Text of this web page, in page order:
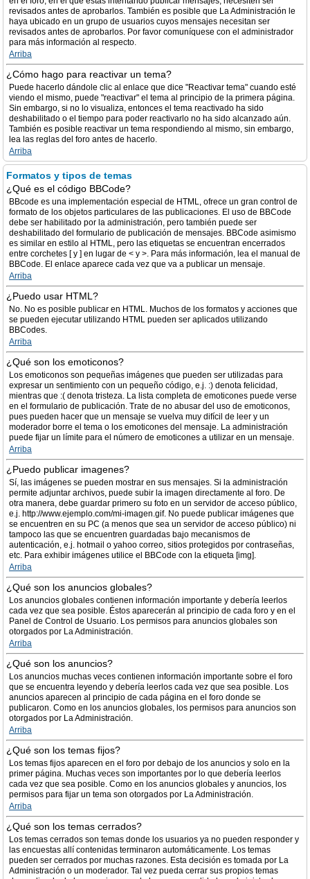
revisados antes de aprobarlos. También es posible que La Administración le
haya ubicado en un grupo de usuarios cuyos mensajes necesitan ser
revisados antes de aprobarlos. Por favor comuníquese con el administrador
para más información al respecto.
Arriba
¿Cómo hago para reactivar un tema?
Puede hacerlo dándole clic al enlace que dice "Reactivar tema" cuando esté
viendo el mismo, puede "reactivar" el tema al principio de la primera página.
Sin embargo, si no lo visualiza, entonces el tema reactivado ha sido
deshabilitado o el tiempo para poder reactivarlo no ha sido alcanzado aún.
También es posible reactivar un tema respondiendo al mismo, sin embargo,
lea las reglas del foro antes de hacerlo.
Arriba
Formatos y tipos de temas
¿Qué es el código BBCode?
BBcode es una implementación especial de HTML, ofrece un gran control de
formato de los objetos particulares de las publicaciones. El uso de BBCode
debe ser habilitado por la administración, pero también puede ser
deshabilitado del formulario de publicación de mensajes. BBCode asimismo
es similar en estilo al HTML, pero las etiquetas se encuentran encerrados
entre corchetes [ y ] en lugar de < y >. Para más información, lea el manual de
BBCode. El enlace aparece cada vez que va a publicar un mensaje.
Arriba
¿Puedo usar HTML?
No. No es posible publicar en HTML. Muchos de los formatos y acciones que
se pueden ejecutar utilizando HTML pueden ser aplicados utilizando
BBCodes.
Arriba
¿Qué son los emoticonos?
Los emoticonos son pequeñas imágenes que pueden ser utilizadas para
expresar un sentimiento con un pequeño código, e.j. :) denota felicidad,
mientras que :( denota tristeza. La lista completa de emoticones puede verse
en el formulario de publicación. Trate de no abusar del uso de emoticonos,
pues pueden hacer que un mensaje se vuelva muy difícil de leer y un
moderador borre el tema o los emoticones del mensaje. La administración
puede fijar un límite para el número de emoticones a utilizar en un mensaje.
Arriba
¿Puedo publicar imagenes?
Sí, las imágenes se pueden mostrar en sus mensajes. Si la administración
permite adjuntar archivos, puede subir la imagen directamente al foro. De
otra manera, debe guardar primero su foto en un servidor de acceso público,
e.j. http://www.ejemplo.com/mi-imagen.gif. No puede publicar imágenes que
se encuentren en su PC (a menos que sea un servidor de acceso público) ni
tampoco las que se encuentren guardadas bajo mecanismos de
autenticación, e.j. hotmail o yahoo correo, sitios protegidos por contraseñas,
etc. Para exhibir imágenes utilice el BBCode con la etiqueta [img].
Arriba
¿Qué son los anuncios globales?
Los anuncios globales contienen información importante y debería leerlos
cada vez que sea posible. Éstos aparecerán al principio de cada foro y en el
Panel de Control de Usuario. Los permisos para anuncios globales son
otorgados por La Administración.
Arriba
¿Qué son los anuncios?
Los anuncios muchas veces contienen información importante sobre el foro
que se encuentra leyendo y debería leerlos cada vez que sea posible. Los
anuncios aparecen al principio de cada página en el foro donde se
publicaron. Como en los anuncios globales, los permisos para anuncios son
otorgados por La Administración.
Arriba
¿Qué son los temas fijos?
Los temas fijos aparecen en el foro por debajo de los anuncios y solo en la
primer página. Muchas veces son importantes por lo que debería leerlos
cada vez que sea posible. Como en los anuncios globales y anuncios, los
permisos para fijar un tema son otorgados por La Administración.
Arriba
¿Qué son los temas cerrados?
Los temas cerrados son temas donde los usuarios ya no pueden responder y
las encuestas allí contenidas terminaron automáticamente. Los temas
pueden ser cerrados por muchas razones. Esta decisión es tomada por La
Administración o un moderador. Tal vez pueda cerrar sus propios temas